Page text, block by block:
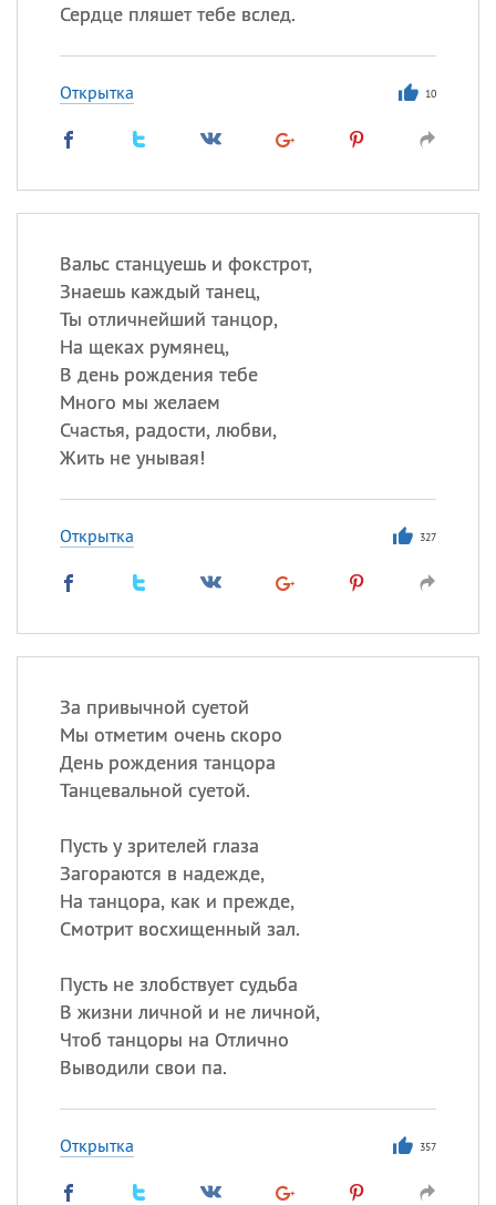
Сердце пляшет тебе вслед.
Открытка 10
Вальс станцуешь и фокстрот,
Знаешь каждый танец,
Ты отличнейший танцор,
На щеках румянец,
В день рождения тебе
Много мы желаем
Счастья, радости, любви,
Жить не унывая!
Открытка 327
За привычной суетой
Мы отметим очень скоро
День рождения танцора
Танцевальной суетой.
Пусть у зрителей глаза
Загораются в надежде,
На танцора, как и прежде,
Смотрит восхищенный зал.
Пусть не злобствует судьба
В жизни личной и не личной,
Чтоб танцоры на Отлично
Выводили свои па.
Открытка 357